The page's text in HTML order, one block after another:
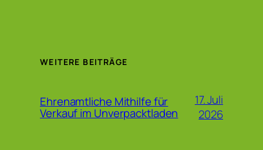
WEITERE BEITRÄGE
Ehrenamtliche Mithilfe für
Verkauf im Unverpacktladen
17. Juli
2026